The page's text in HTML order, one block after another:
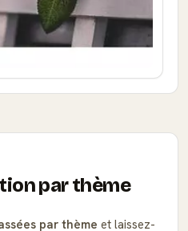
par thème
par thème et laissez-